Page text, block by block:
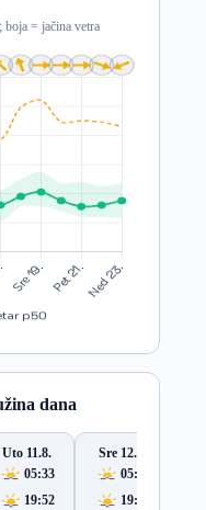
= jačina vetra
dana
Uto 11.8.
05:33
19:52
Sre 12.8.
05:34
19:51